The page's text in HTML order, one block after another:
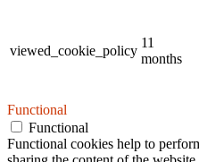
viewed_cookie_policy
11
months
Functional
Functional
Functional cookies help to